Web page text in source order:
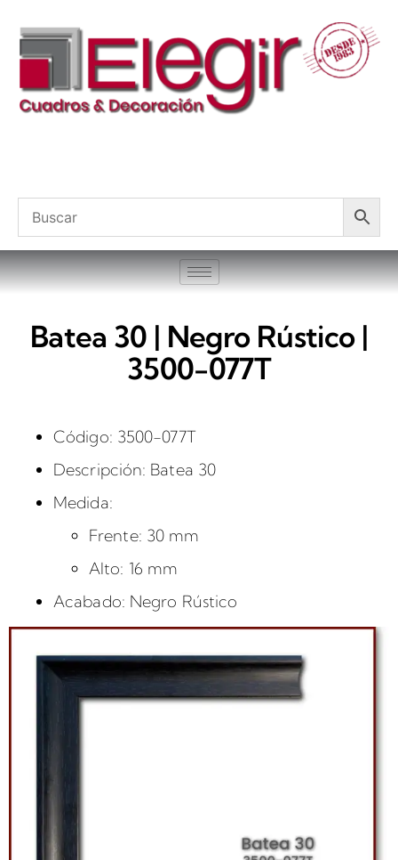
Batea 30 | Negro Rústico |
3500-077T
Código: 3500-077T
Descripción: Batea 30
Medida:
Frente: 30 mm
Alto: 16 mm
Acabado: Negro Rústico